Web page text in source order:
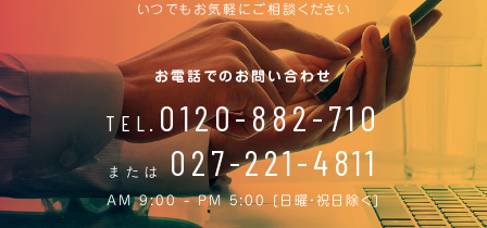
いつでもお気軽にご相談ください
お電話でのお問い合わせ
TEL.0120-882-710
または027-221-4811
AM 9:00 - PM 5:00 [日曜・祝日除く]